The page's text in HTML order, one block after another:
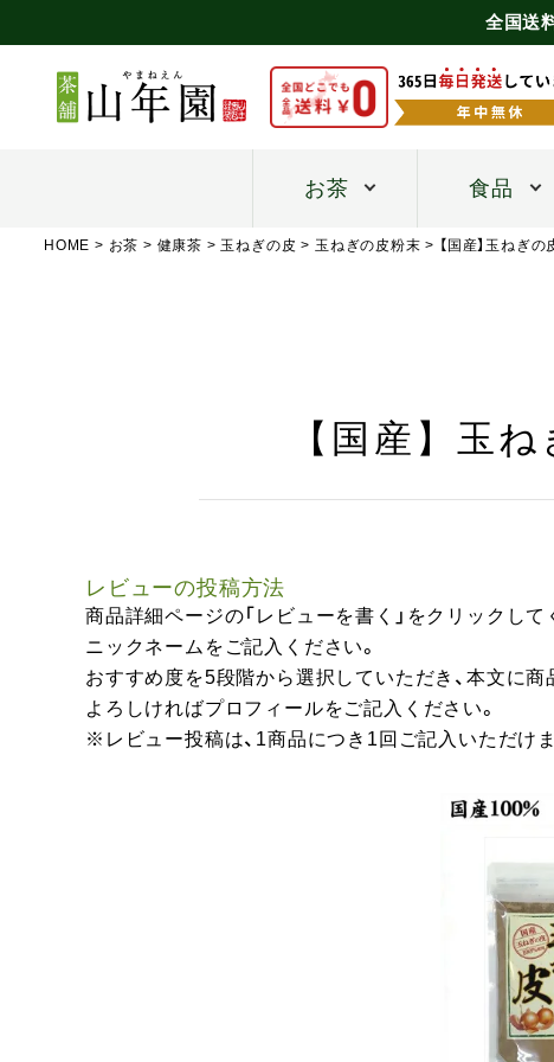
全国送
お茶 食品
HOME お茶 健康茶 玉ねぎの皮 玉ねぎの皮粉末 【国産】玉ねぎ
【国産】玉
レビューの投稿方法
商品詳細ページの「レビューを書く」をクリックして
ニックネームをご記入ください。
おすすめ度を5段階から選択していただき、本文に商
よろしければプロフィールをご記入ください。
※レビュー投稿は、1商品につき1回ご記入いただけま